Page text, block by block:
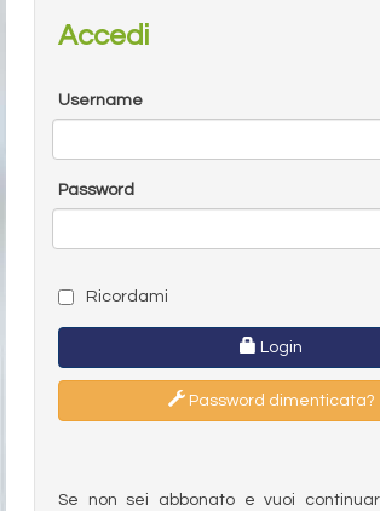
Accedi
Username
Password
Ricordami
Login
Password dimenticata?
Se non sei abbonato e vuoi